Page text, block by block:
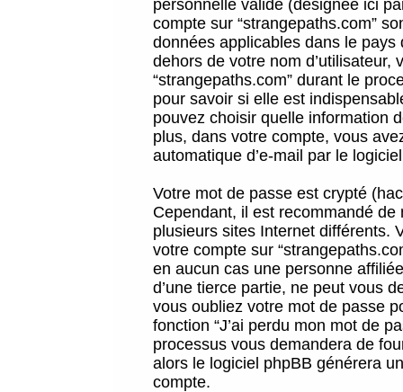
personnelle valide (désignée ici
compte sur “strangepaths.com”
données applicables dans le
dehors de votre nom
“strangepaths.com” durant le
pour savoir si elle est
pouvez choisir quelle information
plus, dans votre compte, vous
automatique d’e-mail par le
Votre mot de passe est crypté
Cependant, il est recommandé
plusieurs sites Internet différents.
votre compte sur
en aucun cas une personne
d’une tierce partie, ne peut vous
vous oubliez votre mot de passe
fonction “J’ai perdu mon mot de
processus vous demandera de
alors le logiciel phpBB générera
compte.